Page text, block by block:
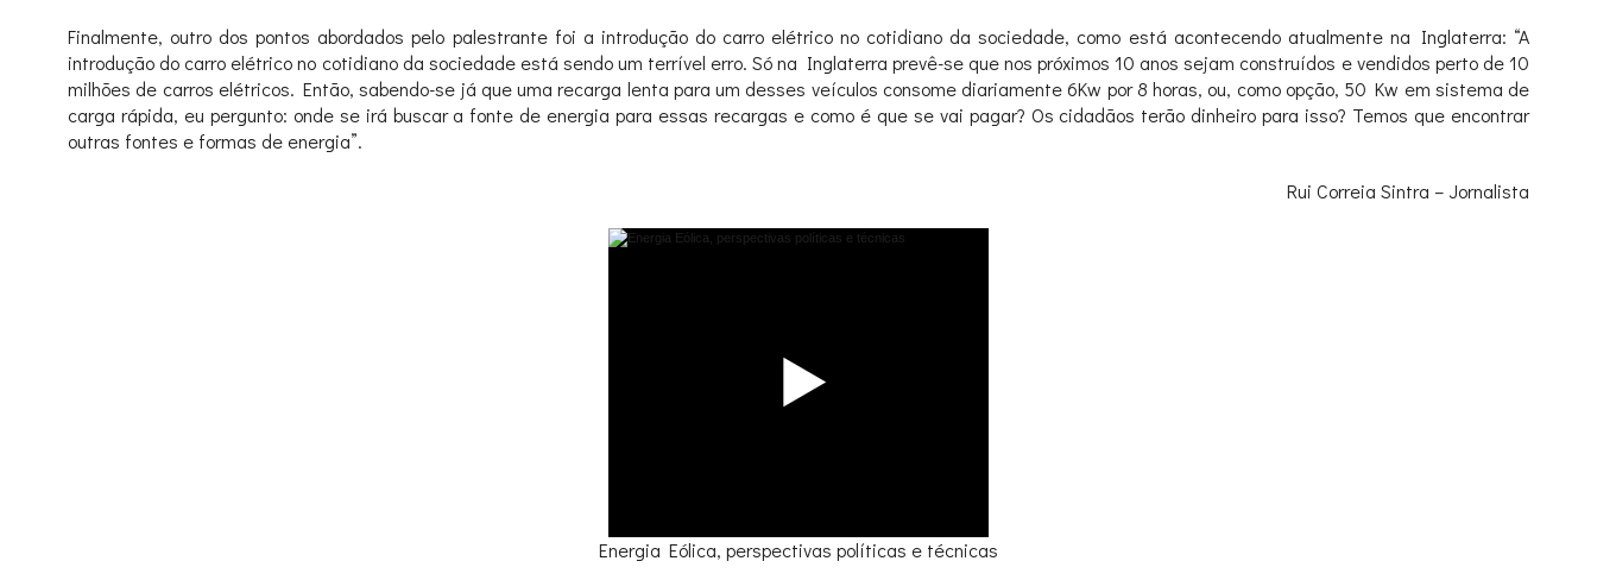
Finalmente, outro dos pontos abordados pelo palestrante foi a introdução do carro elétrico no cotidiano da sociedade, como está acontecendo atualmente na Inglaterra: “A
introdução do carro elétrico no cotidiano da sociedade está sendo um terrível erro. Só na Inglaterra prevê-se que nos próximos 10 anos sejam construídos e vendidos perto de 10
milhões de carros elétricos. Então, sabendo-se já que uma recarga lenta para um desses veículos consome diariamente 6Kw por 8 horas, ou, como opção, 50 Kw em sistema de
carga rápida, eu pergunto: onde se irá buscar a fonte de energia para essas recargas e como é que se vai pagar? Os cidadãos terão dinheiro para isso? Temos que encontrar
outras fontes e formas de energia”.
Rui Correia Sintra – Jornalista
Energia Eólica, perspectivas políticas e técnicas